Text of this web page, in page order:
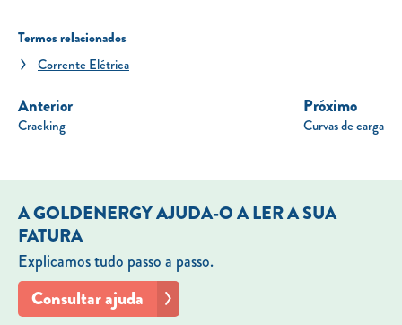
Termos relacionados
Corrente Elétrica
Anterior
Cracking
Próximo
Curvas de carga
A GOLDENERGY AJUDA-O A LER A SUA
FATURA
Explicamos tudo passo a passo.
Consultar ajuda